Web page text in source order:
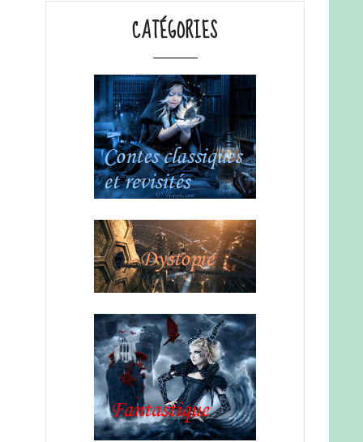
CATÉGORIES